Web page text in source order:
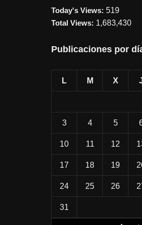
Today's Views: 519
Total Views: 1,683,430
Publicaciones por
L M X
3 4 5
10 11 12
17 18 19
24 25 26
31